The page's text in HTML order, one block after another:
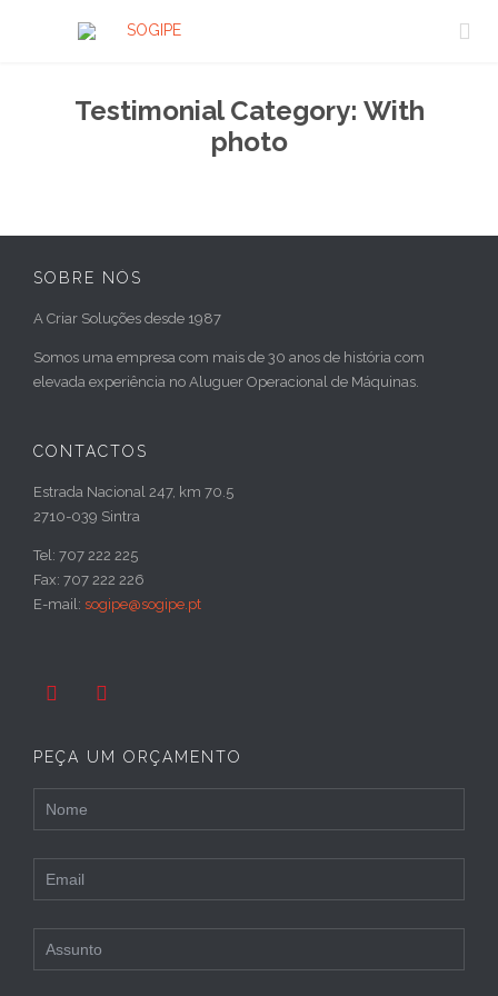

Testimonial Category: With
photo
SOBRE NÓS
A Criar Soluções desde 1987
Somos uma empresa com mais de 30 anos de história com
elevada experiência no Aluguer Operacional de Máquinas.
CONTACTOS
Estrada Nacional 247, km 70.5
2710-039 Sintra
Tel: 707 222 225
Fax: 707 222 226
E-mail: sogipe@sogipe.pt
 
PEÇA UM ORÇAMENTO